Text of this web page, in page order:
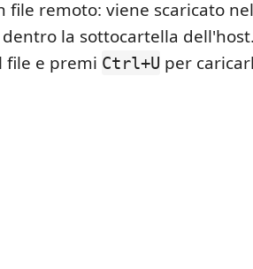
file remoto: viene scaricato
dentro la sottocartella
file e premi Ctrl+U per